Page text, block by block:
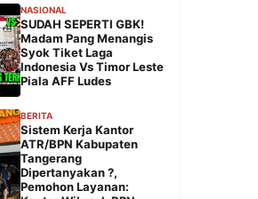
NASIONAL
SUDAH SEPERTI GBK!
Madam Pang Menangis
Syok Tiket Laga
Indonesia Vs Timor Leste
Piala AFF Ludes
BERITA
Sistem Kerja Kantor
ATR/BPN Kabupaten
Tangerang
Dipertanyakan ?,
Pemohon Layanan: